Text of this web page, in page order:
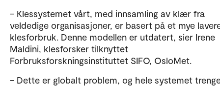
– Klessystemet vårt, med innsamling av klær fra
veldedige organisasjoner, er basert på et mye
klesforbruk. Denne modellen er utdatert, sier Irene
Maldini, klesforsker tilknyttet
Forbruksforskningsinstituttet SIFO, OsloMet.
– Dette er globalt problem, og hele systemet